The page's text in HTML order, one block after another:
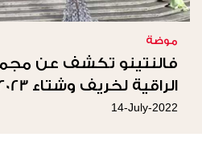
موضة
فالنتينو تكشف عن
الراقية لخريف وشتاء 2023 في روما
14-July-2022